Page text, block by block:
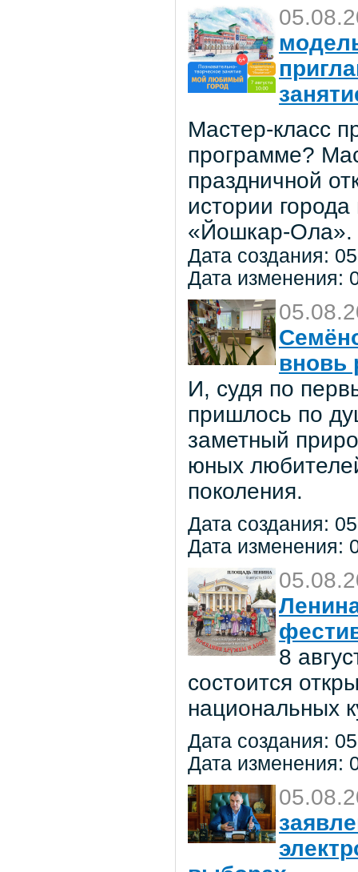
Мастер-класс
программе?
праздничной
истории
«Йошкар-Ола».
Дата создания:
Дата изменения:
вновь
И, судя по
пришлось по
заметный
юных
поколения.
Дата создания:
Дата изменения:
8
состоится
национальных
Дата создания:
Дата изменения: